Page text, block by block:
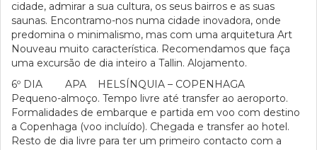
cidade, admirar a sua cultura, os seus bairros e as suas
saunas. Encontramo-nos numa cidade inovadora, onde
predomina o minimalismo, mas com uma arquitetura Art
Nouveau muito característica. Recomendamos que faça
uma excursão de dia inteiro a Tallin. Alojamento.
6º DIA APA HELSÍNQUIA – COPENHAGA
Pequeno-almoço. Tempo livre até transfer ao aeroporto.
Formalidades de embarque e partida em voo com destino
a Copenhaga (voo incluído). Chegada e transfer ao hotel.
Resto de dia livre para ter um primeiro contacto com a